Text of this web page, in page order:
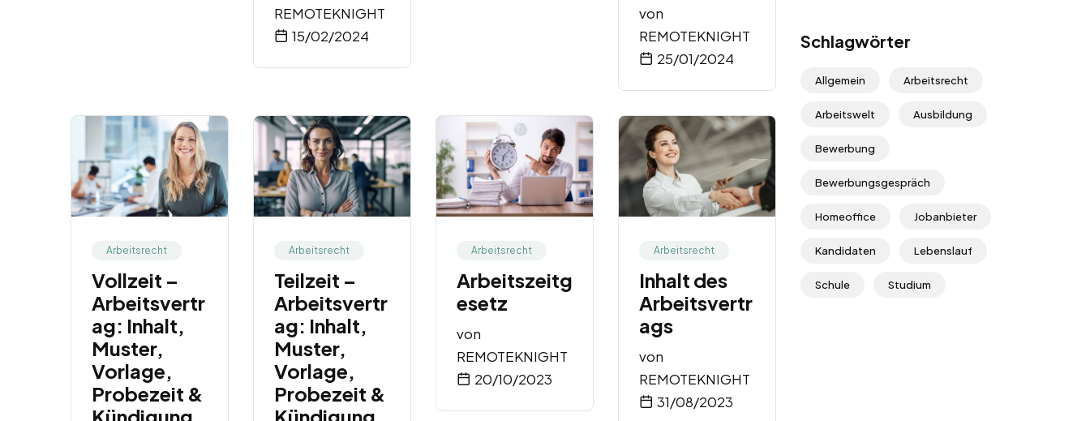
REMOTEKNIGHT
15/02/2024
von
REMOTEKNIGHT
25/01/2024
Arbeitsrecht
Vollzeit –
Arbeitsvertr
ag: Inhalt,
Muster,
Vorlage,
Probezeit &
Arbeitsrecht
Teilzeit –
Arbeitsvertr
ag: Inhalt,
Muster,
Vorlage,
Probezeit &
Arbeitsrecht
Arbeitszeitg
esetz
von
REMOTEKNIGHT
20/10/2023
Arbeitsrecht
Inhalt des
Arbeitsvertr
ags
von
REMOTEKNIGHT
31/08/2023
Schlagwörter
Allgemein Arbeitsrecht
Arbeitswelt Ausbildung
Bewerbung
Bewerbungsgespräch
Homeoffice Jobanbieter
Kandidaten Lebenslauf
Schule Studium